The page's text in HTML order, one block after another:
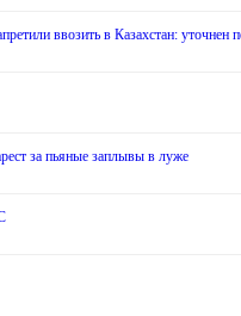
ввозить в Казахстан: уточнен
за пьяные заплывы в луже